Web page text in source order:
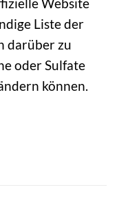
Liste der
darüber zu
oder Sulfate
können.